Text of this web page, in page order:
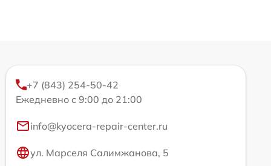
+7 (843) 254-50-42
Ежедневно с 9:00 до 21:00
info@kyocera-repair-center.ru
ул. Марселя Салимжанова, 5